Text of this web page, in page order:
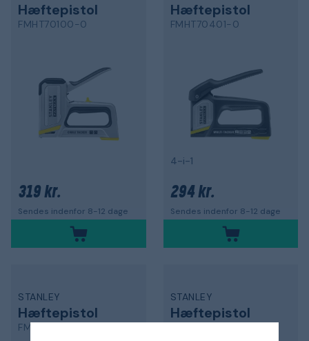
Hæftepistol
FMHT70100-0
319 kr.
Sendes indenfor 8-12 dage
Hæftepistol
FMHT70401-0
4-i-1
294 kr.
Sendes indenfor 8-12 dage
STANLEY
Hæftepistol
FMHT70443-0
STANLEY
Hæftepistol